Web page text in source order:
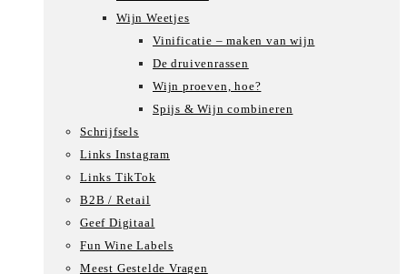
Wijn Weetjes
Vinificatie – maken van wijn
De druivenrassen
Wijn proeven, hoe?
Spijs & Wijn combineren
Schrijfsels
Links Instagram
Links TikTok
B2B / Retail
Geef Digitaal
Fun Wine Labels
Meest Gestelde Vragen